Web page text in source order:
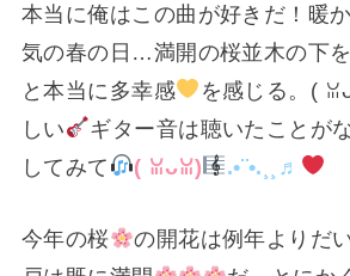
本当に俺はこの曲が好きだ！暖
気の春の日…満開の桜並木の下
と本当に多幸感
を感じる。(⁠
しい
ギター音は聴いたことが
してみて
(⁠ ⁠ꈍ⁠ᴗ⁠ꈍ⁠) .•¨•.¸¸♬
今年の桜
の開花は例年よりだ